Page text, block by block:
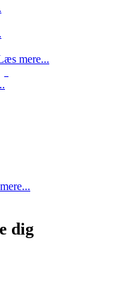
mere...
dig